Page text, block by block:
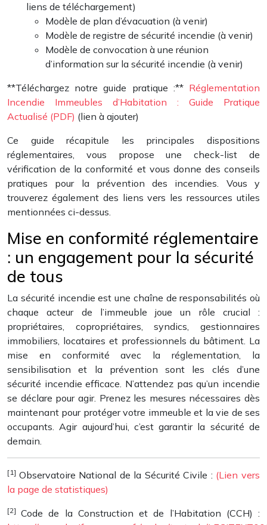
liens de téléchargement)
Modèle de plan d’évacuation (à venir)
Modèle de registre de sécurité incendie (à venir)
Modèle de convocation à une réunion
d’information sur la sécurité incendie (à venir)
**Téléchargez notre guide pratique :** Réglementation
Incendie Immeubles d’Habitation : Guide Pratique
Actualisé (PDF) (lien à ajouter)
Ce guide récapitule les principales dispositions
réglementaires, vous propose une check-list de
vérification de la conformité et vous donne des conseils
pratiques pour la prévention des incendies. Vous y
trouverez également des liens vers les ressources utiles
mentionnées ci-dessus.
Mise en conformité réglementaire
: un engagement pour la sécurité
de tous
La sécurité incendie est une chaîne de responsabilités où
chaque acteur de l’immeuble joue un rôle crucial :
propriétaires, copropriétaires, syndics, gestionnaires
immobiliers, locataires et professionnels du bâtiment. La
mise en conformité avec la réglementation, la
sensibilisation et la prévention sont les clés d’une
sécurité incendie efficace. N’attendez pas qu’un incendie
se déclare pour agir. Prenez les mesures nécessaires dès
maintenant pour protéger votre immeuble et la vie de ses
occupants. Agir aujourd’hui, c’est garantir la sécurité de
demain.
[1] Observatoire National de la Sécurité Civile : (Lien vers
la page de statistiques)
[2]Code de la Construction et de l’Habitation (CCH) :